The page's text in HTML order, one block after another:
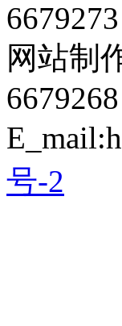
6679273
网站制
号-2